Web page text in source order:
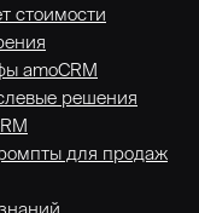
стоимости
amoCRM
решения
для продаж